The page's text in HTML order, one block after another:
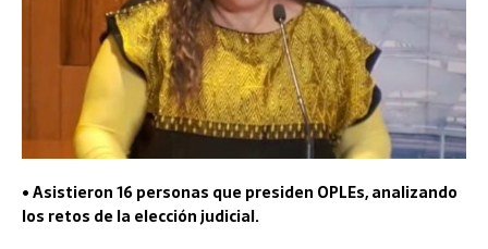
• Asistieron 16 personas que presiden OPLEs, analizando
los retos de la elección judicial.